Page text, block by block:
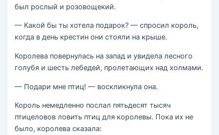
был рослый и розовощекий.
— Какой бы ты хотела подарок? — спросил король,
когда в день крестин они стояли на крыше.
Королева повернулась на запад и увидела лесного
голубя и шесть лебедей, пролетающих над холмами.
— Подари мне птиц! — воскликнула она.
Король немедленно послал пятьдесят тысяч
птицеловов ловить птиц для королевы. Пока их не
было, королева сказала: